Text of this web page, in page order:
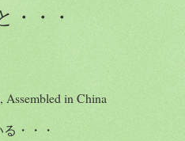
・・・
in China
・・・